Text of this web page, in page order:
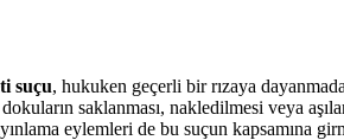
suçu, hukuken geçerli bir rızaya
saklanması, nakledilmesi veya
eylemleri de bu suçun kapsamına